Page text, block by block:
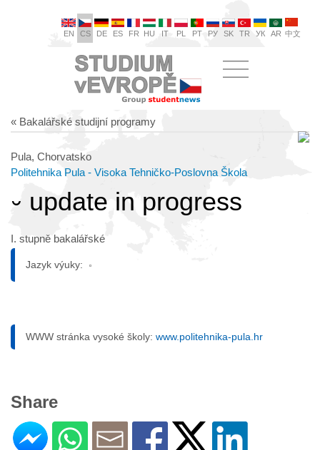
EN CS DE ES FR HU IT PL PT РУ SK TR УК AR 中文
« Bakalářské studijní programy
Pula, Chorvatsko
Politehnika Pula - Visoka Tehničko-Poslovna Škola
⏑ update in progress
I. stupně bakalářské
Jazyk výuky:
WWW stránka vysoké školy: www.politehnika-pula.hr
Share